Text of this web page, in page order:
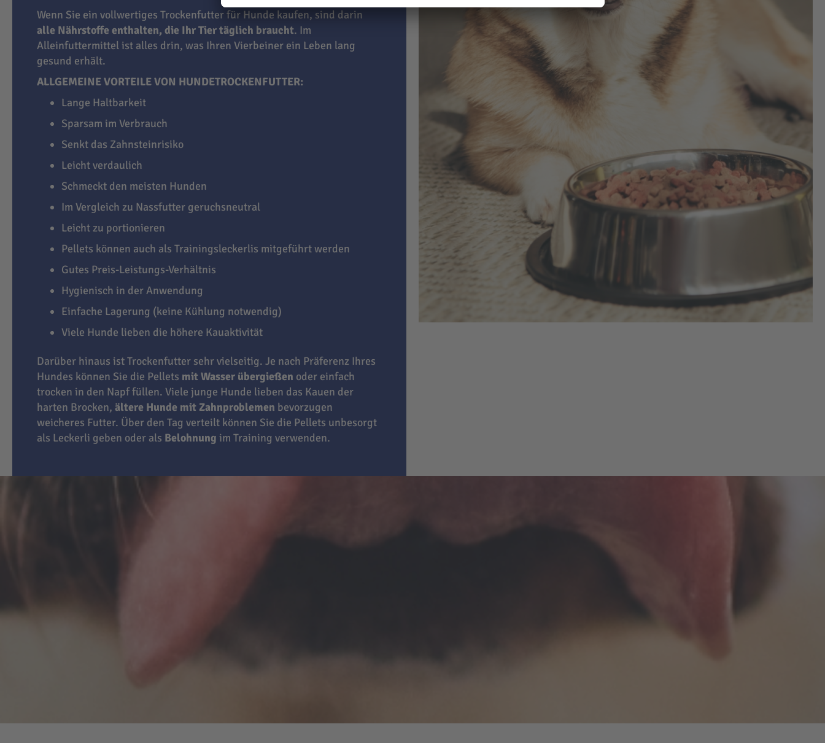
Wenn Sie ein vollwertiges Trockenfutter für Hunde kaufen, sind darin
alle Nährstoffe enthalten, die Ihr Tier täglich braucht. Im
Alleinfuttermittel ist alles drin, was Ihren Vierbeiner ein Leben lang
gesund erhält.
ALLGEMEINE VORTEILE VON HUNDETROCKENFUTTER:
Lange Haltbarkeit
Sparsam im Verbrauch
Senkt das Zahnsteinrisiko
Leicht verdaulich
Schmeckt den meisten Hunden
Im Vergleich zu Nassfutter geruchsneutral
Leicht zu portionieren
Pellets können auch als Trainingsleckerlis mitgeführt werden
Gutes Preis-Leistungs-Verhältnis
Hygienisch in der Anwendung
Einfache Lagerung (keine Kühlung notwendig)
Viele Hunde lieben die höhere Kauaktivität
Darüber hinaus ist Trockenfutter sehr vielseitig. Je nach Präferenz Ihres
Hundes können Sie die Pellets mit Wasser übergießen oder einfach
trocken in den Napf füllen. Viele junge Hunde lieben das Kauen der
harten Brocken, ältere Hunde mit Zahnproblemen bevorzugen
weicheres Futter. Über den Tag verteilt können Sie die Pellets unbesorgt
als Leckerli geben oder als Belohnung im Training verwenden.